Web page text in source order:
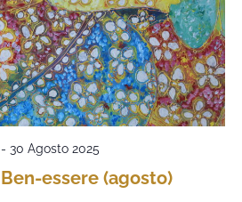
essere (agosto)
- 30 Agosto 2025